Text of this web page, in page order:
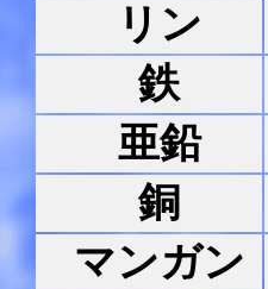
リン
鉄
亜鉛
銅
マンガン